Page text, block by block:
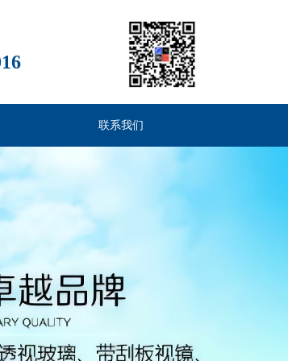
联系我们